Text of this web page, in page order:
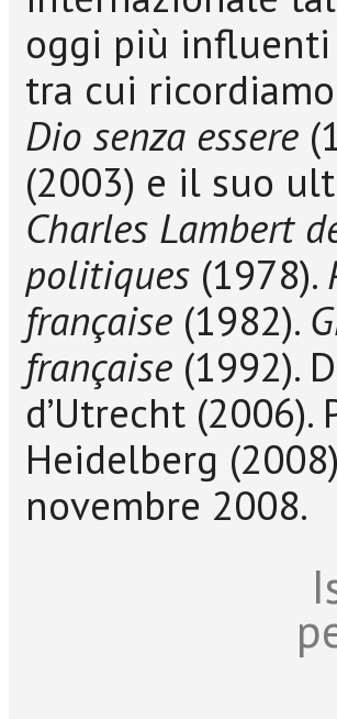
oggi più influenti
tra cui ricordiamo
Dio senza essere
(2003) e il suo
Charles Lambert
politiques (1978).
française (1982).
française (1992).
d’Utrecht (2006).
Heidelberg
novembre 2008.